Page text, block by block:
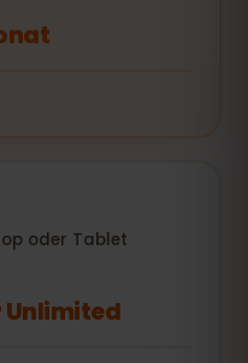
oder Tablet
Unlimited